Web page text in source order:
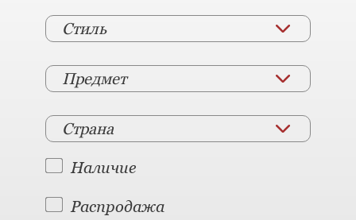
Стиль
Предмет
Страна
Наличие
Распродажа